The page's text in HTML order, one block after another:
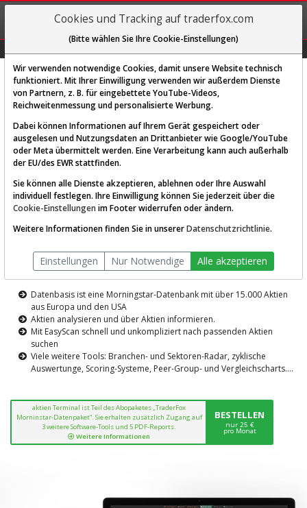
REGIS-
TRIEREN
Diese Funktion ist nur für
AKTIEN-TERMINAL
Die Aktienanalyse-Plattform von
TraderFox
Datenbasis ist eine Morningstar-Datenbank mit über 15.000 Aktien
aus Europa und den USA
Aktien analysieren und über Aktien informieren.
Mit EasyScan schnell und unkompliziert nach passenden Aktien
suchen
Viele weitere Tools: Branchen- und Sektoren-Radar, zyklische
Auswertunge, Scoring-Systeme, Peer-Group- und Vergleichscharts....
aktien Terminal ist Teil des Abopaketes „TraderFox
Morninstar-Datenpaket“. Sie erhalten zusätzlich Zugang auf
3 weitere Software-Tools und 5 PDF-Reports.
Weitere Informationen
BESTELLEN
nur 25 €
pro Monat
Cookies und Tracking auf traderfox.com
(Bitte wählen Sie Ihre Cookie-Einstellungen)
Wir verwenden notwendige Cookies, damit unsere Website technisch
funktioniert. Mit Ihrer Einwilligung verwenden wir außerdem Dienste
von Partnern, z. B. für eingebettete YouTube-Videos,
Reichweitenmessung und personalisierte Werbung.
Dabei können Informationen auf Ihrem Gerät gespeichert oder
ausgelesen und Nutzungsdaten an Drittanbieter wie Google/YouTube
oder Meta übermittelt werden. Eine Verarbeitung kann auch außerhalb
der EU/des EWR stattfinden.
Sie können alle Dienste akzeptieren, ablehnen oder Ihre Auswahl
individuell festlegen. Ihre Einwilligung können Sie jederzeit über die
Cookie-Einstellungen im Footer widerrufen oder ändern.
Weitere Informationen finden Sie in unsererDatenschutzrichtlinie.
Einstellungen Nur Notwendige Alle akzeptieren